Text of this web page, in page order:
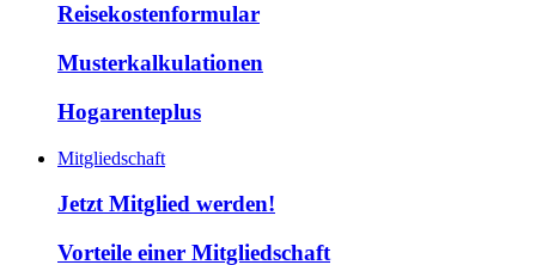
Reisekostenformular
Musterkalkulationen
Hogarenteplus
Mitgliedschaft
Jetzt Mitglied werden!
Vorteile einer Mitgliedschaft